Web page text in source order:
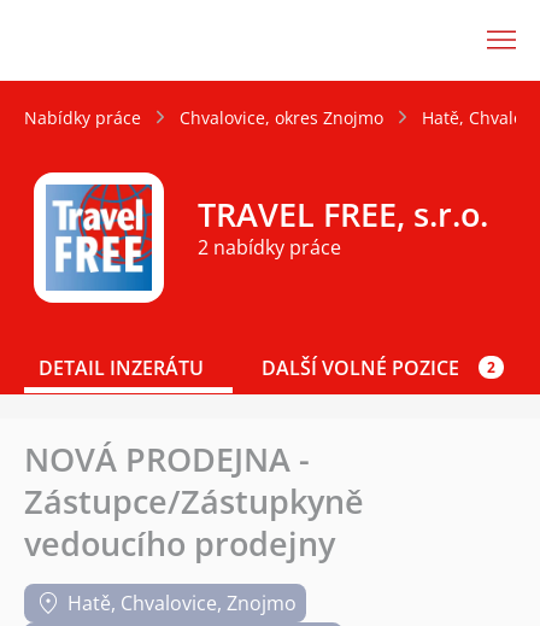
Nabídky práce Chvalovice, okres Znojmo Hatě,
TRAVEL FREE, s.r.o.
2 nabídky práce
DETAIL INZERÁTU DALŠÍ VOLNÉ POZICE 2
NOVÁ PRODEJNA -
Zástupce/Zástupkyně
vedoucího prodejny
Hatě, Chvalovice, Znojmo